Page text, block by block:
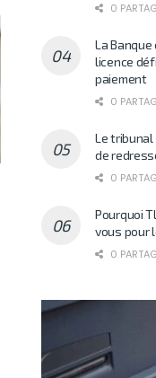
0
La
licence
paiement
0
Le tribunal
de
0
Pourquoi
vous pour
0